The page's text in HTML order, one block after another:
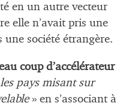
en un autre vecteur
elle n’avait pris une
société étrangère.
coup d’accélérateur
pays misant sur
» en s’associant à